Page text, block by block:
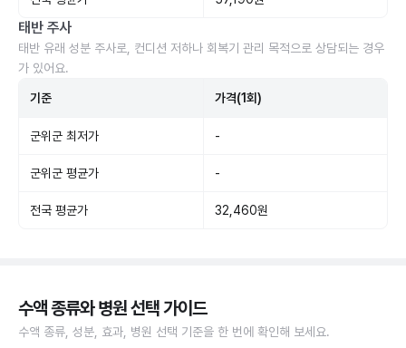
태반 주사
태반 유래 성분 주사로, 컨디션 저하나 회복기 관리 목적으로 상담되는 경우
가 있어요.
기준 가격(1회)
군위군 최저가 -
군위군 평균가 -
전국 평균가 32,460원
수액 종류와 병원 선택 가이드
수액 종류, 성분, 효과, 병원 선택 기준을 한 번에 확인해 보세요.